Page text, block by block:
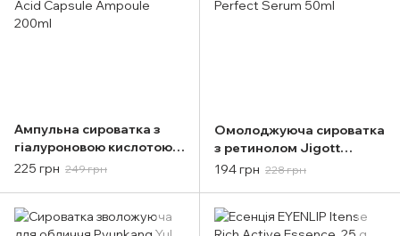
Ампульна сироватка з
гіалуроновою кислотою
Jigott All-In-One
225 грн 249 грн
Омолоджуюча сироватка
з ретинолом Jigott
Natural Retinol Perfect
194 грн 228 грн